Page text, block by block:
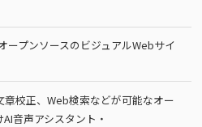
ープンソースのビジュアルWebサイ
校正、Web検索などが可能なオー
音声アシスタント・